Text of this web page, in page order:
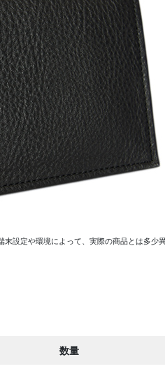
設定や環境によって、実際の商品とは多少
数量